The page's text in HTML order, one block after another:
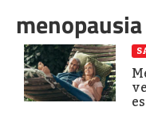
menopausia